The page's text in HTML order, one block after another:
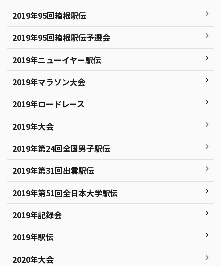
2019年95回箱根駅伝
2019年95回箱根駅伝予選会
2019年ニューイヤー駅伝
2019年マラソン大会
2019年ロードレース
2019年大会
2019年第24回全国男子駅伝
2019年第31回出雲駅伝
2019年第51回全日本大学駅伝
2019年記録会
2019年駅伝
2020年大会